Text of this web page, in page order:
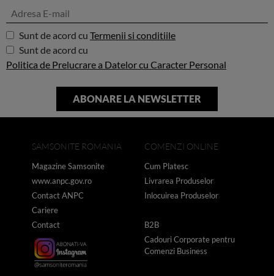
Sunt de acord cu Termenii si conditiile
Sunt de acord cu
Politica de Prelucrare a Datelor cu Caracter Personal
SAMSONITE ROMANIA
Magazine Samsonite
www.anpc.gov.ro
Contact ANPC
Cariere
Contact
COMENZI ONLINE
Cum Platesc
Livrarea Produselor
Inlocuirea Produselor
B2B
Cadouri Corporate pentru
Comenzi Business